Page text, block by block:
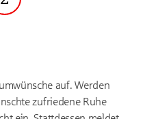
Schritt
auf. Werden
zufriedene Ruhe